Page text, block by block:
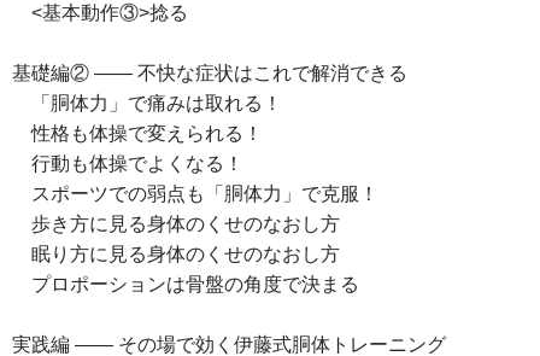
<基本動作③>捻る
基礎編② ―― 不快な症状はこれで解消できる
「胴体力」で痛みは取れる！
性格も体操で変えられる！
行動も体操でよくなる！
スポーツでの弱点も「胴体力」で克服！
歩き方に見る身体のくせのなおし方
眠り方に見る身体のくせのなおし方
プロポーションは骨盤の角度で決まる
実践編 ―― その場で効く伊藤式胴体トレーニング